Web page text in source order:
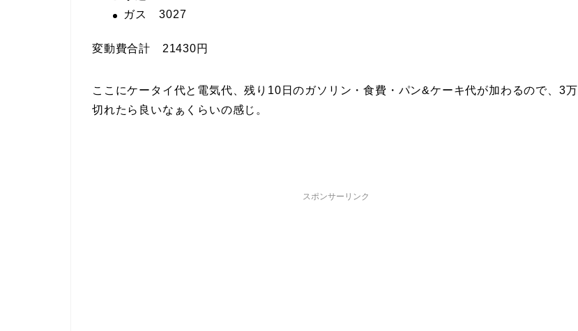
ガス 3027
変動費合計 21430円
ここにケータイ代と電気代、残り10日のガソリン・食費・パン&ケーキ代が加わるので、3万
切れたら良いなぁくらいの感じ。
スポンサーリンク